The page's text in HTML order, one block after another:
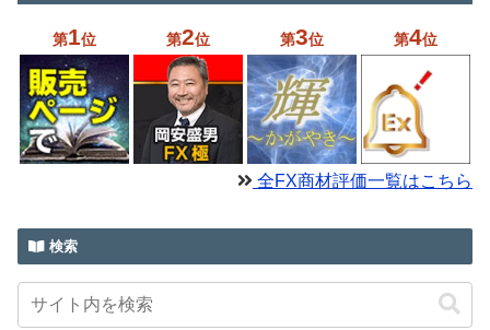
第1位 第2位 第3位 第4位
全FX商材評価一覧はこちら
検索